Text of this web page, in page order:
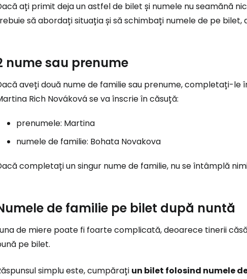
ați primit deja un astfel de bilet și numele nu seamănă
să abordați situația și să schimbați numele de pe bilet,
nume sau prenume
aveți două nume de familie sau prenume, completați-le
Rich Nováková se va înscrie în căsuță:
prenumele: Martina
numele de familie: Bohata Novakova
completați un singur nume de familie, nu se întâmplă
de familie pe bilet după nuntă
de miere poate fi foarte complicată, deoarece tinerii
pe bilet.
simplu este, cumpărați un bilet folosind numele